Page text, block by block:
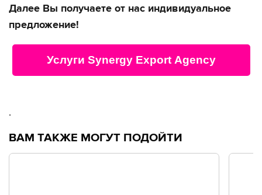
Далее Вы получаете от нас индивидуальное
предложение!
Услуги Synergy Export Agency
.
ВАМ ТАКЖЕ МОГУТ ПОДОЙТИ